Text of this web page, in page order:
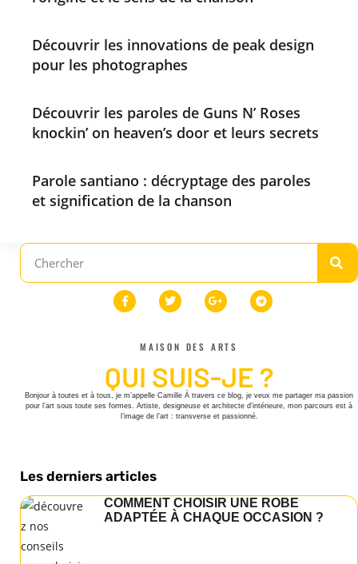
Découvrir les innovations de peak design
pour les photographes
Découvrir les paroles de Guns N’ Roses
knockin’ on heaven’s door et leurs secrets
Parole santiano : décryptage des paroles
et signification de la chanson
MAISON DES ARTS
QUI SUIS-JE ?
Bonjour à toutes et à tous, je m’appelle Camille À travers ce blog, je veux me partager ma passion
pour l’art sous toute ses formes. Artiste, designeuse et architecte d’intérieure, mon parcours est à
l’image de l’art : transverse et passionné.
Les derniers articles
COMMENT CHOISIR UNE ROBE
ADAPTÉE À CHAQUE OCCASION ?